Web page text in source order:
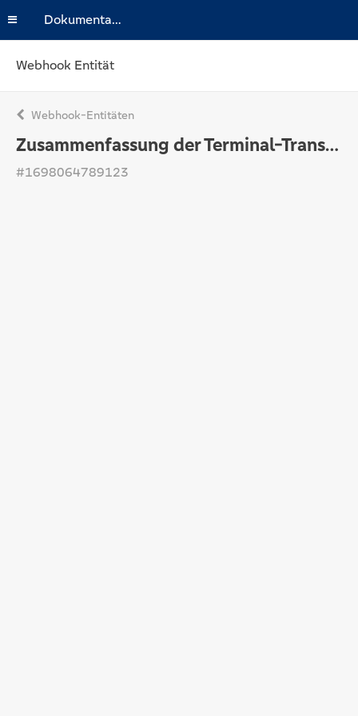
Dokumentation
Webhook Entität
Webhook-Entitäten
Zusammenfassung der Terminal-Transaktionen
#1698064789123